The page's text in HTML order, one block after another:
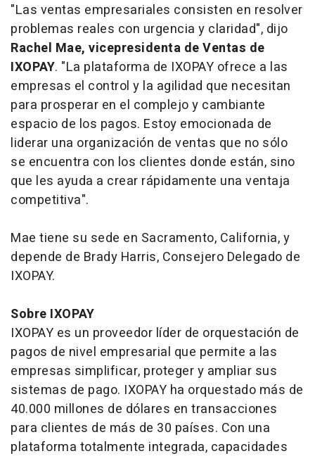
"Las ventas empresariales consisten en resolver
problemas reales con urgencia y claridad", dijo
Rachel Mae, vicepresidenta de Ventas de
IXOPAY. "La plataforma de IXOPAY ofrece a las
empresas el control y la agilidad que necesitan
para prosperar en el complejo y cambiante
espacio de los pagos. Estoy emocionada de
liderar una organización de ventas que no sólo
se encuentra con los clientes donde están, sino
que les ayuda a crear rápidamente una ventaja
competitiva".
Mae tiene su sede en Sacramento, California, y
depende de Brady Harris, Consejero Delegado de
IXOPAY.
Sobre IXOPAY
IXOPAY es un proveedor líder de orquestación de
pagos de nivel empresarial que permite a las
empresas simplificar, proteger y ampliar sus
sistemas de pago. IXOPAY ha orquestado más de
40.000 millones de dólares en transacciones
para clientes de más de 30 países. Con una
plataforma totalmente integrada, capacidades